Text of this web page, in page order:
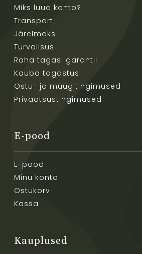
Miks luua konto?
Transport
Järelmaks
Turvalisus
Raha tagasi garantii
Kauba tagastus
Ostu- ja müügitingimused
Privaatsustingimused
E-pood
E-pood
Minu konto
Ostukorv
Kassa
Kauplused